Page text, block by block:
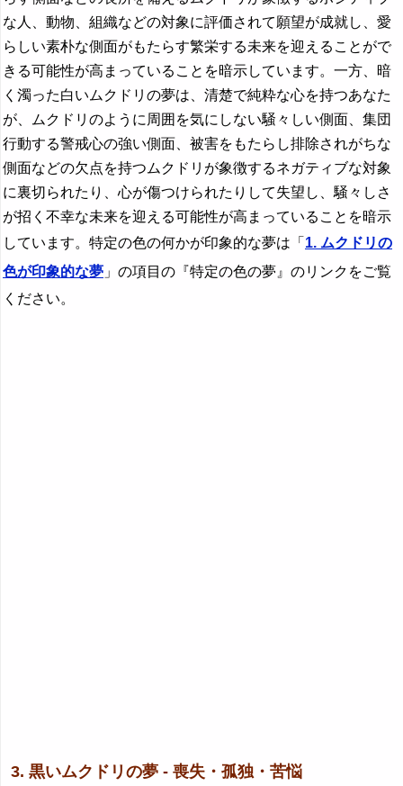
な人、動物、組織などの対象に評価されて願望が成就し、愛
らしい素朴な側面がもたらす繁栄する未来を迎えることがで
きる可能性が高まっていることを暗示しています。一方、暗
く濁った白いムクドリの夢は、清楚で純粋な心を持つあなた
が、ムクドリのように周囲を気にしない騒々しい側面、集団
行動する警戒心の強い側面、被害をもたらし排除されがちな
側面などの欠点を持つムクドリが象徴するネガティブな対象
に裏切られたり、心が傷つけられたりして失望し、騒々しさ
が招く不幸な未来を迎える可能性が高まっていることを暗示
しています。特定の色の何かが印象的な夢は「 1. ムクドリの
色が印象的な夢 」の項目の『特定の色の夢』のリンクをご覧
ください。
3. 黒いムクドリの夢 - 喪失・孤独・苦悩